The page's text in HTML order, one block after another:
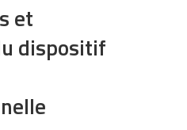
et
dispositif